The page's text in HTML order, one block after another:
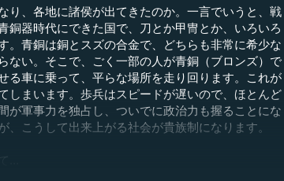
、各地に諸侯が出てきたのか。一言でいうと、戦
銅器時代にできた国で、刀とか甲冑とか、いろいろ
。青銅は銅とスズの合金で、どちらも非常に希少な
ない。そこで、ごく一部の人が青銅（ブロンズ）で
る車に乗って、平らな場所を走り回ります。これが
しまいます。歩兵はスピードが遅いので、ほとんど
が軍事力を独占し、ついでに政治力も握ることにな
、こうして出来上がる社会が貴族制になります。